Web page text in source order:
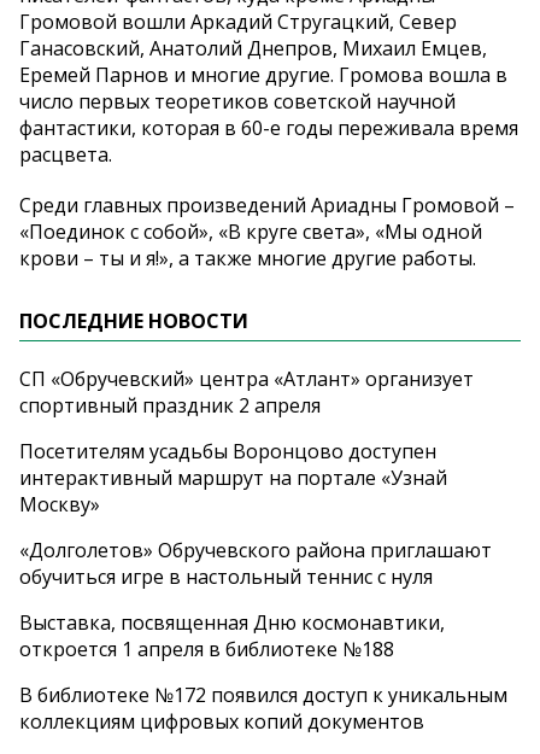
Громовой вошли Аркадий Стругацкий, Север
Ганасовский, Анатолий Днепров, Михаил Емцев,
Еремей Парнов и многие другие. Громова вошла в
число первых теоретиков советской научной
фантастики, которая в 60-е годы переживала время
расцвета.
Среди главных произведений Ариадны Громовой –
«Поединок с собой», «В круге света», «Мы одной
крови – ты и я!», а также многие другие работы.
ПОСЛЕДНИЕ НОВОСТИ
СП «Обручевский» центра «Атлант» организует
спортивный праздник 2 апреля
Посетителям усадьбы Воронцово доступен
интерактивный маршрут на портале «Узнай
Москву»
«Долголетов» Обручевского района приглашают
обучиться игре в настольный теннис с нуля
Выставка, посвященная Дню космонавтики,
откроется 1 апреля в библиотеке №188
В библиотеке №172 появился доступ к уникальным
коллекциям цифровых копий документов